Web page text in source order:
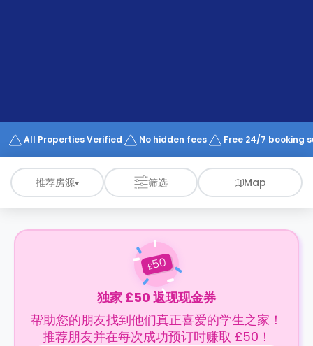
Works
All Properties Verified No hidden fees Free 24/7 booking
推荐房源 筛选 Map
£50
独家 £50 返现现金券
帮助您的朋友找到他们真正喜爱的学生之家！
推荐朋友并在每次成功预订时赚取 £50！